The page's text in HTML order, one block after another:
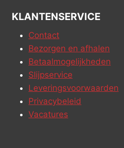
KLANTENSERVICE
Contact
Bezorgen en afhalen
Betaalmogelijkheden
Slijpservice
Leveringsvoorwaarden
Privacybeleid
Vacatures